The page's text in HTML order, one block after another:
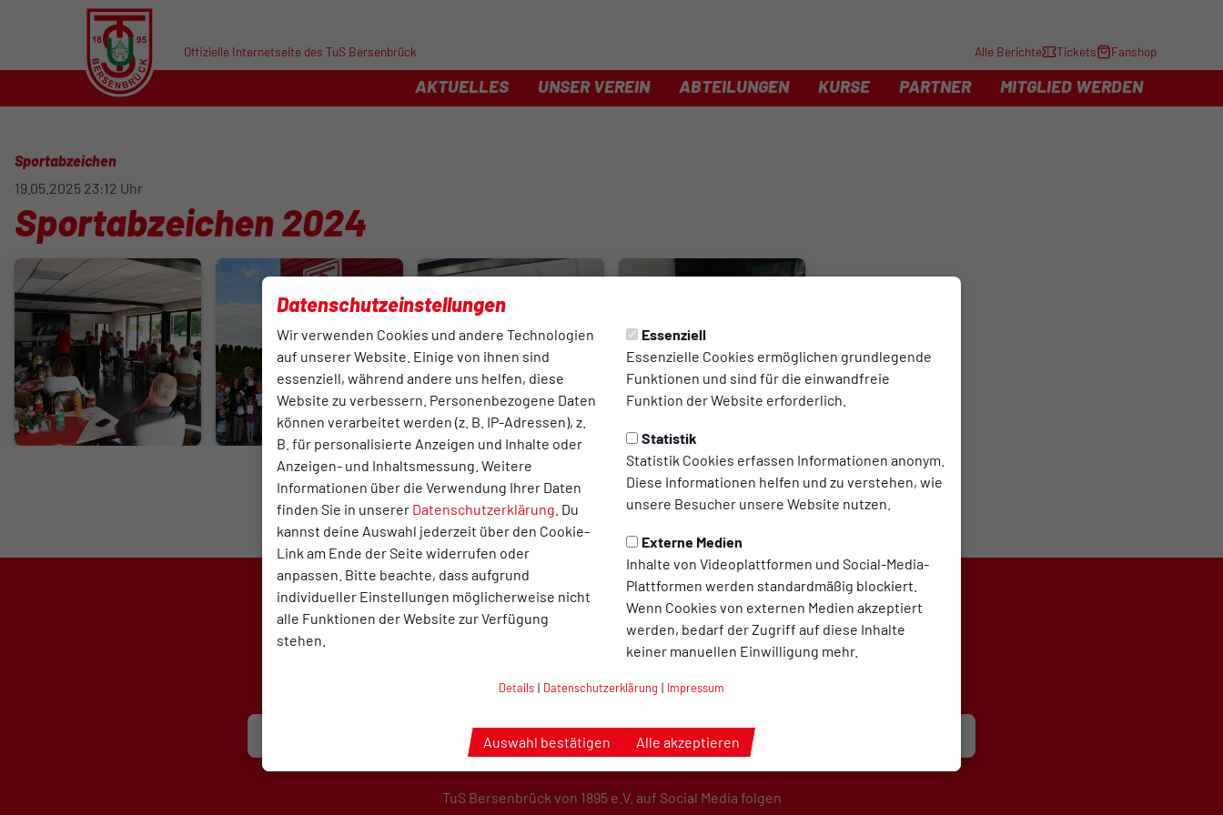
Datenschutzeinstellungen
Wir verwenden Cookies und andere Technologien
auf unserer Website. Einige von ihnen sind
essenziell, während andere uns helfen, diese
Website zu verbessern. Personenbezogene Daten
können verarbeitet werden (z. B. IP-Adressen), z.
B. für personalisierte Anzeigen und Inhalte oder
Anzeigen- und Inhaltsmessung. Weitere
Informationen über die Verwendung Ihrer Daten
finden Sie in unserer Datenschutzerklärung . Du
kannst deine Auswahl jederzeit über den Cookie-
Link am Ende der Seite widerrufen oder
anpassen. Bitte beachte, dass aufgrund
individueller Einstellungen möglicherweise nicht
alle Funktionen der Website zur Verfügung
stehen.
Essenziell
Essenzielle Cookies ermöglichen grundlegende
Funktionen und sind für die einwandfreie
Funktion der Website erforderlich.
Statistik
Statistik Cookies erfassen Informationen anonym.
Diese Informationen helfen und zu verstehen, wie
unsere Besucher unsere Website nutzen.
Externe Medien
Inhalte von Videoplattformen und Social-Media-
Plattformen werden standardmäßig blockiert.
Wenn Cookies von externen Medien akzeptiert
werden, bedarf der Zugriff auf diese Inhalte
keiner manuellen Einwilligung mehr.
Details | Datenschutzerklärung | Impressum
Auswahl bestätigen Alle akzeptieren
Offizielle Internetseite des TuS Bersenbrück Alle Berichte Tickets Fanshop
AKTUELLES UNSER VEREIN ABTEILUNGEN KURSE PARTNER MITGLIED WERDEN
Sportabzeichen
19.05.2025 23:12 Uhr
Sportabzeichen 2024
TuS Bersenbrück von 1895 e.V. auf Social Media folgen